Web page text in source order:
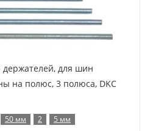
держателей, для шин
на полюс, 3 полюса, DKC
50 мм 2 5 мм